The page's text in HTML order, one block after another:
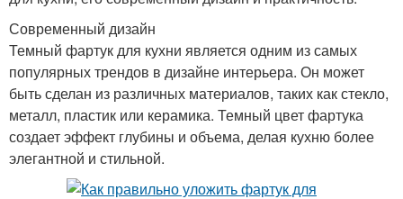
Современный дизайн
Темный фартук для кухни является одним из самых
популярных трендов в дизайне интерьера. Он может
быть сделан из различных материалов, таких как стекло,
металл, пластик или керамика. Темный цвет фартука
создает эффект глубины и объема, делая кухню более
элегантной и стильной.